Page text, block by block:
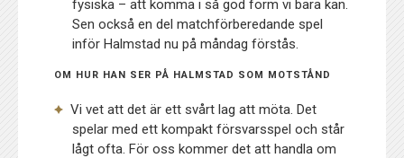
fysiska – att komma i så god form vi bara kan.
Sen också en del matchförberedande spel
inför Halmstad nu på måndag förstås.
OM HUR HAN SER PÅ HALMSTAD SOM MOTSTÅND
Vi vet att det är ett svårt lag att möta. Det
spelar med ett kompakt försvarsspel och står
lågt ofta. För oss kommer det att handla om